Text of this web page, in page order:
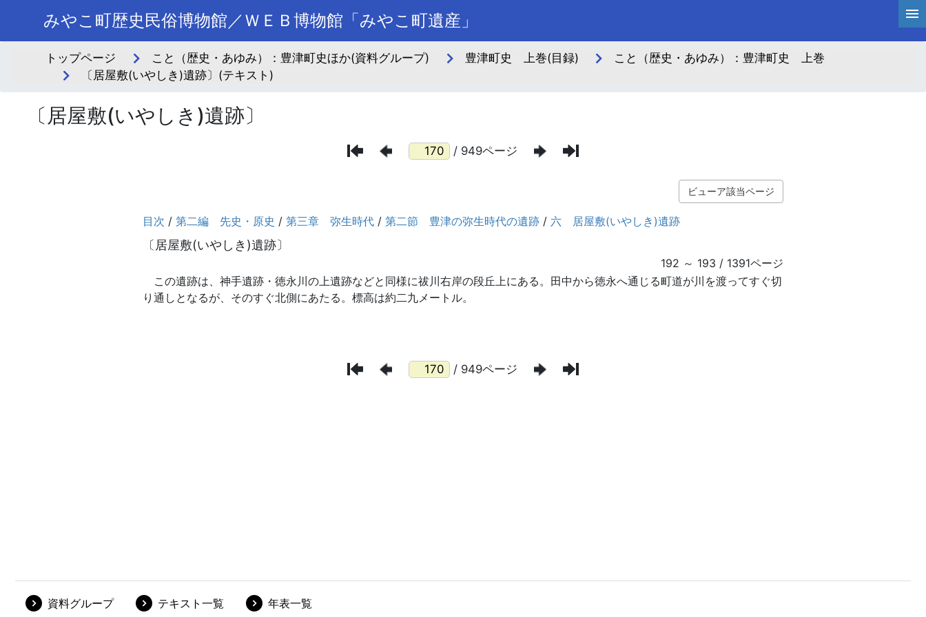
みやこ町歴史民俗博物館／ＷＥＢ博物館「みやこ町遺産」
トップページ こと（歴史・あゆみ）：豊津町史ほか(資料グループ) 豊津町史 上巻(目録)
こと（歴史・あゆみ）：豊津町史 上巻
〔居屋敷(いやしき)遺跡〕(テキスト)
〔居屋敷(いやしき)遺跡〕
/ 949ページ
/ 949ページ
資料グループ テキスト一覧 年表一覧